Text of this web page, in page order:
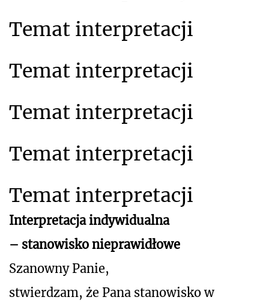
Temat interpretacji
Temat interpretacji
Temat interpretacji
Temat interpretacji
Temat interpretacji
Interpretacja indywidualna
– stanowisko nieprawidłowe
Szanowny Panie,
stwierdzam, że Pana stanowisko w